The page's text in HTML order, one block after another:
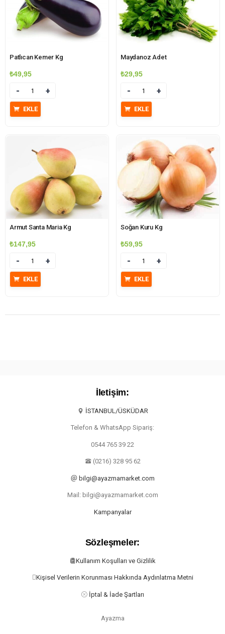
Patlıcan Kemer Kg
₺49,95
Miktar
EKLE
Maydanoz Adet
₺29,95
Miktar
EKLE
Armut Santa Maria Kg
₺147,95
Miktar
EKLE
Soğan Kuru Kg
₺59,95
Miktar
EKLE
İletişim:
İSTANBUL/ÜSKÜDAR
Telefon & WhatsApp Sipariş:
0544 765 39 22
(0216) 328 95 62
bilgi@ayazmamarket.com
Mail: bilgi@ayazmamarket.com
Kampanyalar
Sözleşmeler:
Kullanım Koşulları ve Gizlilik
Kişisel Verilerin Korunması Hakkında Aydınlatma Metni
İptal & İade Şartları
Ayazma